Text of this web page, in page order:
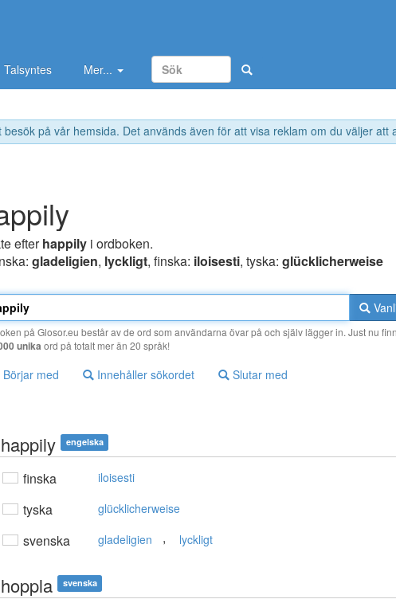
på vår hemsida. Det används även för att visa reklam om du väljer
Talsyntes Mer...
efterhappily i ordboken.
gladeligien, lyckligt, finska: iloisesti, tyska: glücklicherweise
på Glosor.eu består av de ord som användarna övar på och själv lägger in. Just nu
unika ord på totalt mer än 20 språk!
Börjar med Innehåller sökordet Slutar med
happily engelska
finska iloisesti
tyska glücklicherweise
svenska gladeligien , lyckligt
hoppla svenska